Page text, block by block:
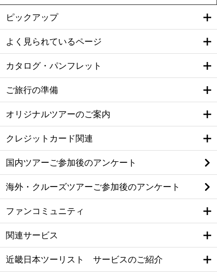
ピックアップ
よく見られているページ
カタログ・パンフレット
ご旅行の準備
オリジナルツアーのご案内
クレジットカード関連
国内ツアーご参加後のアンケート
海外・クルーズツアーご参加後のアンケート
ファンコミュニティ
関連サービス
近畿日本ツーリスト サービスのご紹介